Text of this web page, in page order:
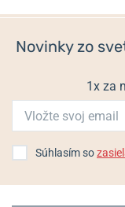
Performance
Sport
Novinky zo
1x za
Súhlasím so